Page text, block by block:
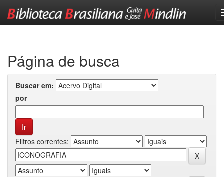
Página de busca
Buscar em:
por
Filtros correntes: